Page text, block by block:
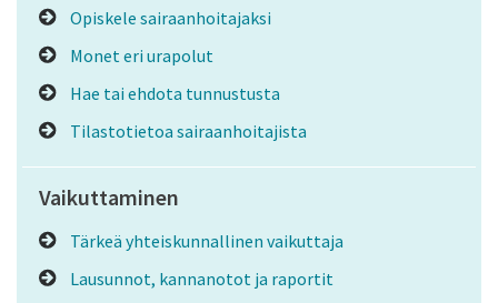
Opiskele sairaanhoitajaksi
Monet eri urapolut
Hae tai ehdota tunnustusta
Tilastotietoa sairaanhoitajista
Vaikuttaminen
Tärkeä yhteiskunnallinen vaikuttaja
Lausunnot, kannanotot ja raportit